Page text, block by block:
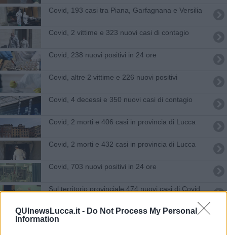
QUInewsLucca.it - Do Not Process My Personal
Information
Covid, 193 casi tra Piana, Garfagnana e Versilia
Covid, 2 vittime e 323 nuovi casi di contagio
Covid, 238 nuovi positivi in 24 ore
Covid, altre 2 vittime e 226 nuovi positivi
Covid, 4 decessi e 350 nuovi casi di contagio
Covid, 2 morti e 406 casi in provincia di Lucca
Covid, 2 morti e 432 casi in provincia di Lucca
Covid, 703 nuovi positivi in 24 ore
Sul territorio provinciale 474 nuovi casi di Covid
Un'altra vittima del Covid e 113 nuovi casi